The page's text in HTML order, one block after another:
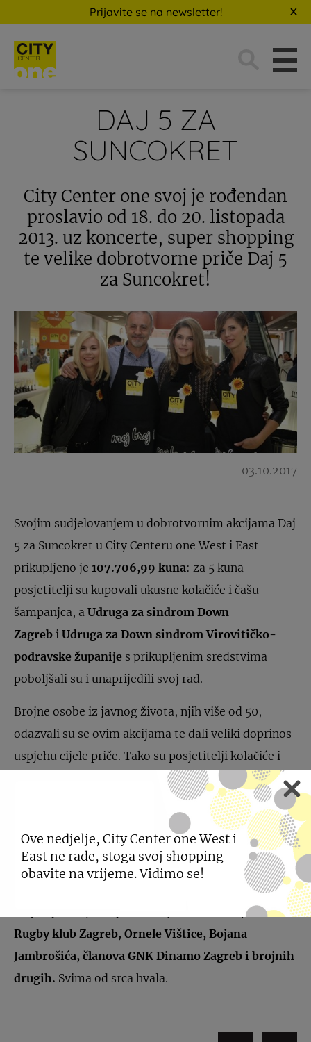
Prijavite se na newsletter!
DAJ 5 ZA
SUNCOKRET
City Center one svoj je rođendan
proslavio od 18. do 20. listopada
2013. uz koncerte, super shopping
te velike dobrotvorne priče Daj 5
za Suncokret!
03.10.2017
Svojim sudjelovanjem u dobrotvornim akcijama Daj
5 za Suncokret u City Centeru one West i East
prikupljeno je 107.706,99 kuna: za 5 kuna
posjetitelji su kupovali ukusne kolačiće i čašu
šampanjca, a Udruga za sindrom Down
Zagreb i Udruga za Down sindrom Virovitičko-
podravske županije s prikupljenim sredstvima
poboljšali su i unaprijedili svoj rad.
Brojne osobe iz javnog života, njih više od 50,
odazvali su se ovim akcijama te dali veliki doprinos
uspjehu cijele priče. Tako su posjetitelji kolačiće i
šampanjac kupovali od, između ostalih
Šulentić, Ane Begić Tahiri, Mirka Fodora, Sandre
Bagarić, Sandre Perković, Ive Balaban, Ivane
Marić, članova Rukometnog kluba Zagreb Croatia
osiguranje, Vlade Kalembera, Daniele Trbović,
Barbare Kolar, Bojane Gregorić, Jelene Perčin,
Ecije Ojdanić, Darija Šimića, Doris Pinčić, članova
Rugby klub Zagreb, Ornele Vištice, Bojana
Jambrošića, članova GNK Dinamo Zagreb i brojnih
drugih. Svima od srca hvala.
Ove nedjelje, City Center one West i
East ne rade, stoga svoj shopping
obavite na vrijeme. Vidimo se!